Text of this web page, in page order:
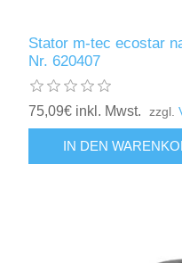
Stator m-tec ecostar
Nr. 620407
75,09€ inkl. Mwst. zzgl.